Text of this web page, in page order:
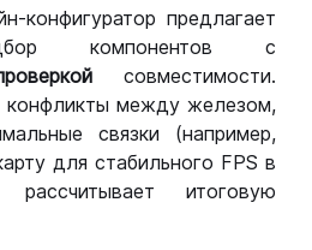
конфигуратор предлагает
компонентов с
совместимости.
конфликты между железом,
связки (например,
для стабильного FPS в
итоговую